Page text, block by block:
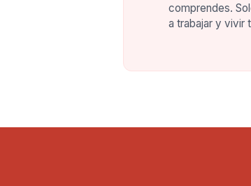
comprendes.
a trabajar y vivir